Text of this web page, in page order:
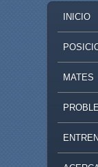
SKIP
SKIP
INICIO
MATES